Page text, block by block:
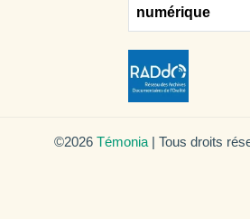
numérique
©2026 Témonia | Tous droits